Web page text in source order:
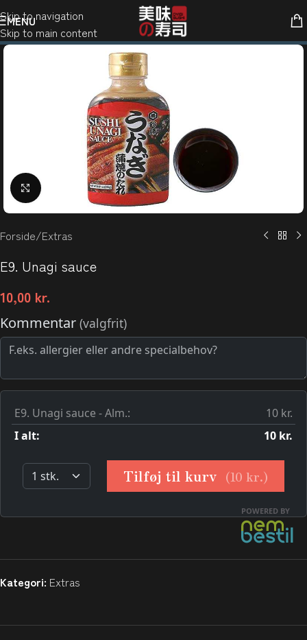
Skip to navigation
Skip to main content
MENU
Klik for at forstørre
Forside/Extras
E9. Unagi sauce
10,00 kr.
Kategori: Extras